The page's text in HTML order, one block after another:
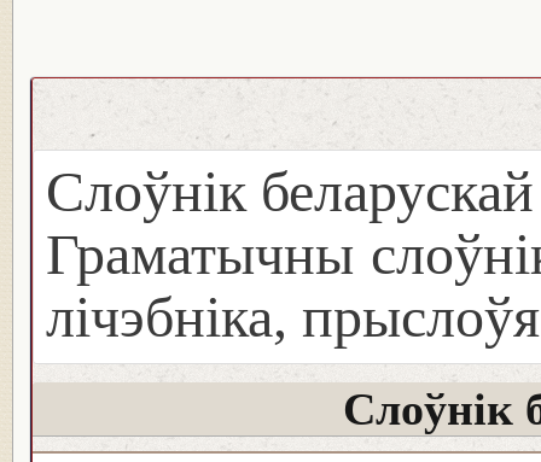
Слоўнік
Граматычны
лічэбніка, прыслоўя
Слоўнік